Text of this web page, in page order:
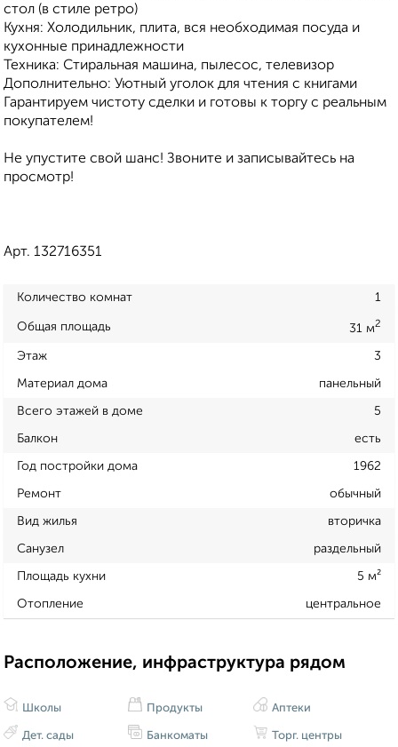
стол (в стиле ретро)
Кухня: Холодильник, плита, вся необходимая посуда и
кухонные принадлежности
Техника: Стиральная машина, пылесос, телевизор
Дополнительно: Уютный уголок для чтения с книгами
Гарантируем чистоту сделки и готовы к торгу с реальным
покупателем!
Не упустите свой шанс! Звоните и записывайтесь на
просмотр!
Арт. 132716351
Количество комнат 1
Общая площадь 31 м2
Этаж 3
Материал дома панельный
Всего этажей в доме 5
Балкон есть
Год постройки дома 1962
Ремонт обычный
Вид жилья вторичка
Санузел раздельный
Площадь кухни 5 м²
Отопление центральное
Расположение, инфраструктура рядом
Школы
Дет. сады
Продукты
Банкоматы
Аптеки
Торг. центры